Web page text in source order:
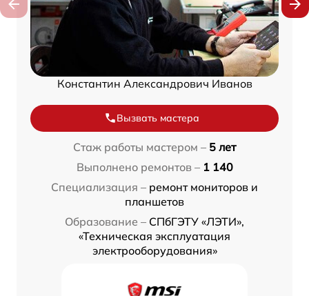
Константин Александрович Иванов
Вызвать мастера
Стаж работы мастером – 5 лет
Выполнено ремонтов – 1 140
Специализация – ремонт мониторов и
планшетов
Образование – СПбГЭТУ «ЛЭТИ»,
«Техническая эксплуатация
электрооборудования»